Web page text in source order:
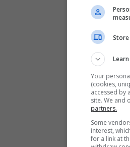
Your
(cookies,
accessed by
site. We and
partners.
Some
interest,
for a link at